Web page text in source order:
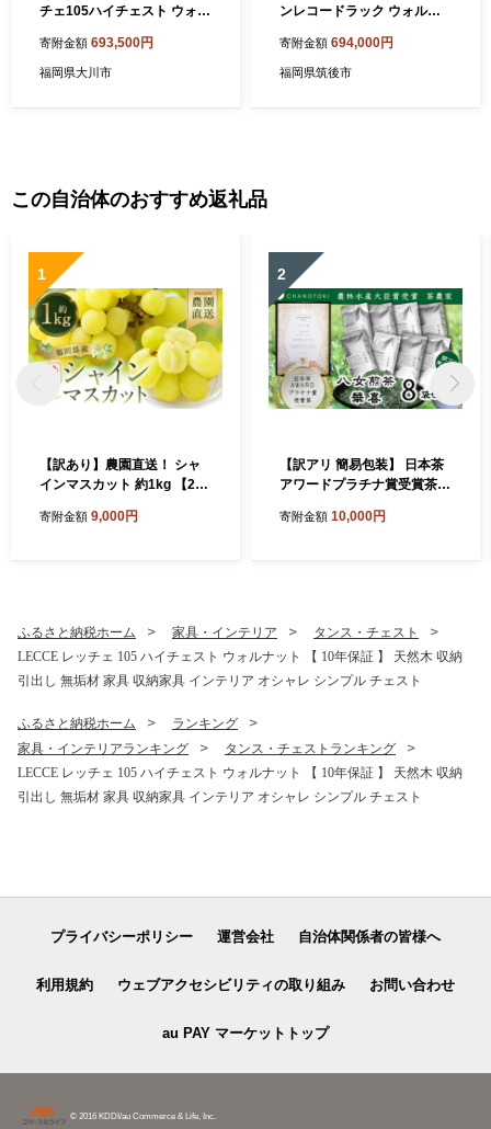
チェ105ハイチェスト ウォル
寄附金額 693,500円
福岡県大川市
ンレコードラック ウォルナ
ンテリア 収納 おしゃれ 日用
品 雑貨 木製
寄附金額 694,000円
福岡県筑後市
この自治体のおすすめ返礼品
1
【訳あり】農園直送！ シャ
インマスカット 約1kg 【202
送予定】 ぶどう マスカット
寄附金額 9,000円
2
【訳アリ 簡易包装】 日本茶
アワードプラチナ賞受賞茶
「煎茶 華喜 hanayagi」 80g
寄附金額 10,000円
ふるさと納税ホーム 家具・インテリア
タンス・チェスト
LECCE レッチェ 105 ハイチェスト ウォルナット 【 10年保証 】 天然木 収納
引出し 無垢材 家具 収納家具 インテリア オシャレ シンプル チェスト
ふるさと納税ホーム
ランキング
家具・インテリアランキング
タンス・チェストランキング
LECCE レッチェ 105 ハイチェスト ウォルナット 【 10年保証 】 天然木 収納
引出し 無垢材 家具 収納家具 インテリア オシャレ シンプル チェスト
プライバシーポリシー 運営会社 自治体関係者の皆様へ
利用規約 ウェブアクセシビリティの取り組み お問い合わせ
au PAY マーケットトップ
© 2016 KDDI/au Commerce & Life, Inc.